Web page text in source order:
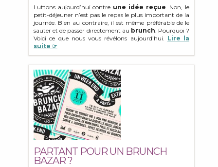
Luttons aujourd’hui contre une idée reçue. Non, le
petit-déjeuner n’est pas le repas le plus important de la
journée. Bien au contraire, il est même préférable de le
sauter et de passer directement au brunch. Pourquoi ?
Voici ce que nous vous révélons aujourd’hui. Lire la
suite ☞
PARTANT POUR UN BRUNCH
BAZAR ?